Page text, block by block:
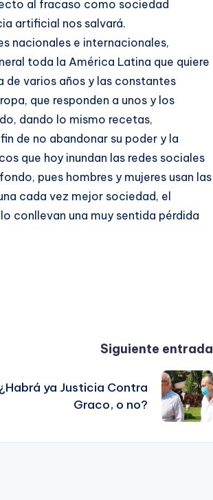
al fracaso como sociedad
artificial nos salvará.
nacionales e internacionales,
toda la América Latina que quiere
de varios años y las constantes
que responden a unos y los
dando lo mismo recetas,
de no abandonar su poder y la
que hoy inundan las redes sociales
pues hombres y mujeres usan las
cada vez mejor sociedad, el
conllevan una muy sentida pérdida
Siguiente entrada
¿Habrá ya Justicia Contra
Graco, o no?